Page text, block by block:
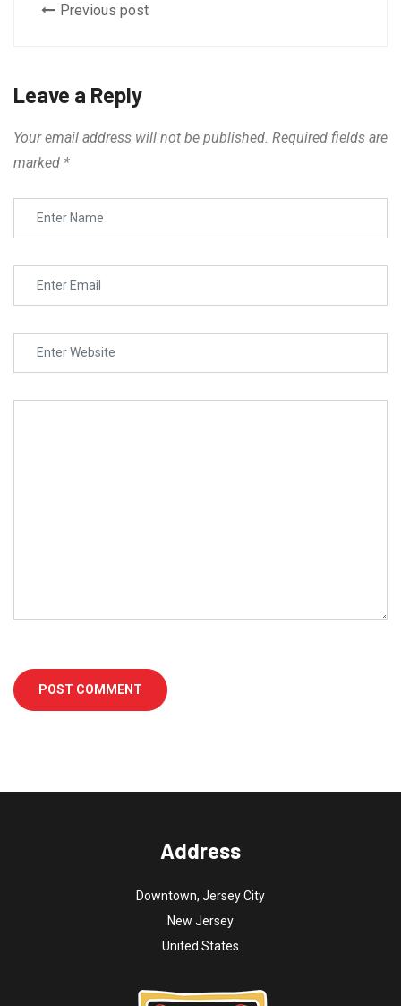
Previous post
Leave a Reply
Your email address will not be published. Required fields are
marked *
Address
Downtown, Jersey City
New Jersey
United States